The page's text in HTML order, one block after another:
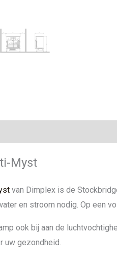
Myst
van Dimplex is de
en stroom nodig. Op een
ook bij aan de
uw gezondheid.